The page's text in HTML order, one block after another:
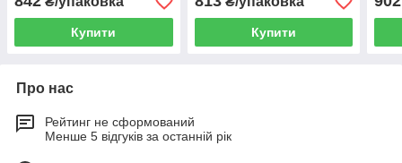
Купити Купити
Про нас
Рейтинг не сформований
Менше 5 відгуків за останній рік